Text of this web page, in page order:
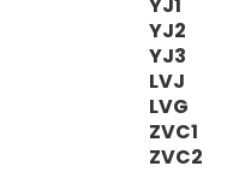
YJ2
YJ3
LVJ
LVG
ZVC1
ZVC2